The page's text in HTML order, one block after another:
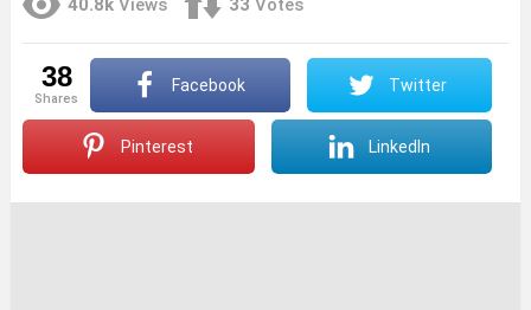
40.8k Views 33 Votes
38
shares
Facebook Twitter
Pinterest LinkedIn